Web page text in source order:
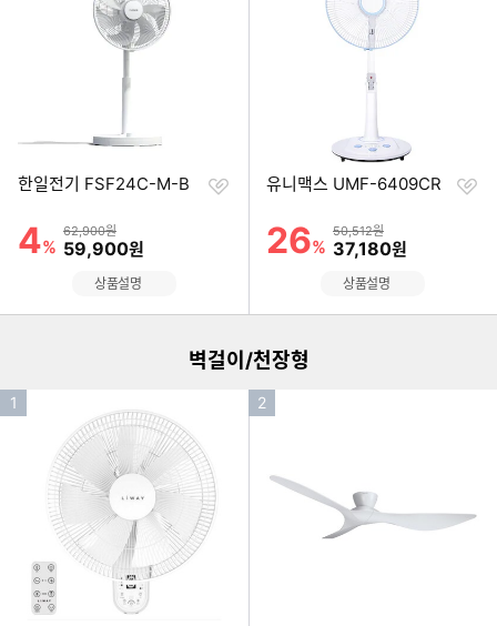
한일전기 FSF24C-M-B
할인률
4%
상품금액
62,900원
할인금액
59,900원
찜
상품설명
유니맥스 UMF-6409CR
할인률
26%
상품금액
50,512원
할인금액
37,180원
찜
상품설명
벽걸이/천장형
인1
인
위
2